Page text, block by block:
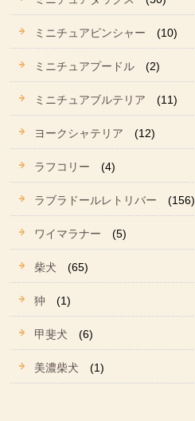
ミニチュアピンシャー (10)
ミニチュアプードル (2)
ミニチュアブルテリア (11)
ヨークシャテリア (12)
ラフコリー (4)
ラブラドールレトリバー (156)
ワイマラナー (5)
柴犬 (65)
狆 (1)
甲斐犬 (6)
美濃柴犬 (1)